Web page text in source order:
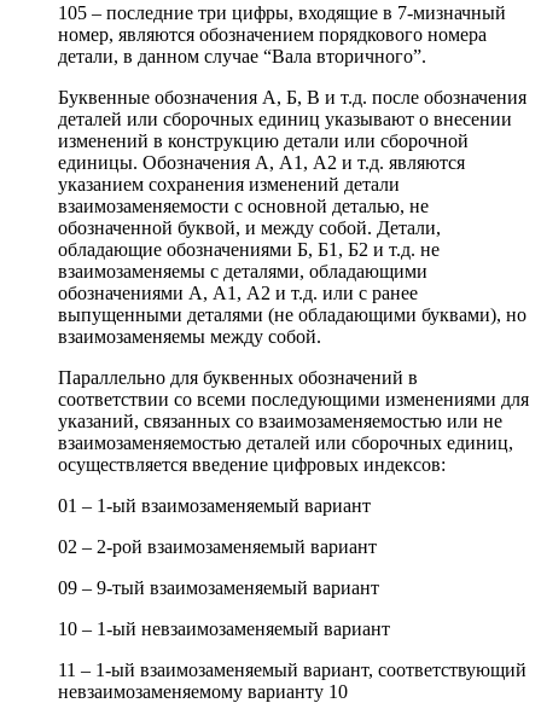
105 – последние три цифры, входящие в 7-мизначный
номер, являются обозначением порядкового номера
детали, в данном случае “Вала вторичного”.
Буквенные обозначения А, Б, В и т.д. после обозначения
деталей или сборочных единиц указывают о внесении
изменений в конструкцию детали или сборочной
единицы. Обозначения А, А1, А2 и т.д. являются
указанием сохранения изменений детали
взаимозаменяемости с основной деталью, не
обозначенной буквой, и между собой. Детали,
обладающие обозначениями Б, Б1, Б2 и т.д. не
взаимозаменяемы с деталями, обладающими
обозначениями А, А1, А2 и т.д. или с ранее
выпущенными деталями (не обладающими буквами), но
взаимозаменяемы между собой.
Параллельно для буквенных обозначений в
соответствии со всеми последующими изменениями для
указаний, связанных со взаимозаменяемостью или не
взаимозаменяемостью деталей или сборочных единиц,
осуществляется введение цифровых индексов:
01 – 1-ый взаимозаменяемый вариант
02 – 2-рой взаимозаменяемый вариант
09 – 9-тый взаимозаменяемый вариант
10 – 1-ый невзаимозаменяемый вариант
11 – 1-ый взаимозаменяемый вариант, соответствующий
невзаимозаменяемому варианту 10